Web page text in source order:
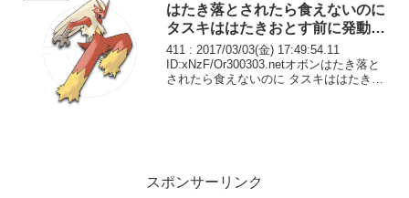
はたき落とされたら食えないのに
タスキははたきおとす前に発動す
るのってどうなん
411 : 2017/03/03(金) 17:49:54.11
ID:xNzF/Or300303.netオボンはたき落と
されたら食えないのに タスキははたきお
スポンサーリンク